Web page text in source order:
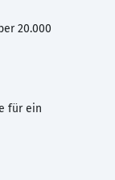
20.000
für ein